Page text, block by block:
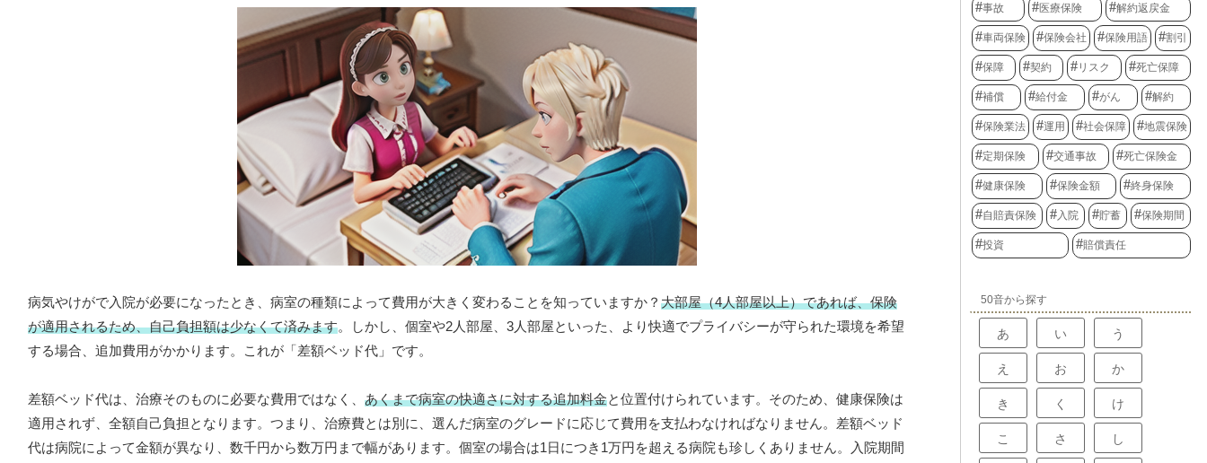
病気やけがで入院が必要になったとき、病室の種類によって費用が大きく変わることを知っていますか？ 大部屋（4人部屋以上）であれば、保険
が適用されるため、自己負担額は少なくて済みます。しかし、個室や2人部屋、3人部屋といった、より快適でプライバシーが守られた環境を希望
する場合、追加費用がかかります。これが「差額ベッド代」です。
差額ベッド代は、治療そのものに必要な費用ではなく、 あくまで病室の快適さに対する追加料金と位置付けられています。そのため、健康保険は
適用されず、全額自己負担となります。つまり、治療費とは別に、選んだ病室のグレードに応じて費用を支払わなければなりません。差額ベッド
代は病院によって金額が異なり、数千円から数万円まで幅があります。個室の場合は1日につき1万円を超える病院も珍しくありません。入院期間
事故 医療保険 解約返戻金
車両保険 保険会社 保険用語 割引
保障 契約 リスク 死亡保障
補償 給付金 がん 解約
保険業法 運用 社会保障 地震保険
定期保険 交通事故 死亡保険金
健康保険 保険金額 終身保険
自賠責保険 入院 貯蓄 保険期間
投資 賠償責任
50音から探す
あ い う
え お か
き く け
こ さ し